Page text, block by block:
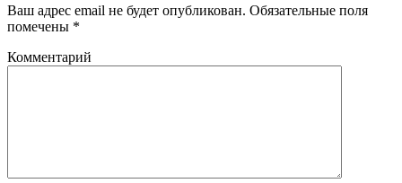
Ваш адрес email не будет опубликован. Обязательные поля
помечены *
Комментарий